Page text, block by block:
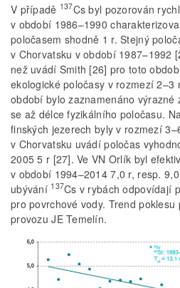
V případě 137Cs byl pozorován
v období 1986–1990
poločasem shodně 1 r. Stejný
v Chorvatsku v období 1987–1992
než uvádí Smith [26] pro toto
ekologické poločasy v rozmezí 2–3
období bylo zaznamenáno
se až délce fyzikálního poločasu.
finských jezerech byly v rozmezí
v Chorvatsku uvádí poločas
2005 5 r [27]. Ve VN Orlík byl
v období 1994–2014 7,0 r, resp.
ubývání 137Cs v rybách odpovídají
pro povrchové vody. Trend
provozu JE Temelín.